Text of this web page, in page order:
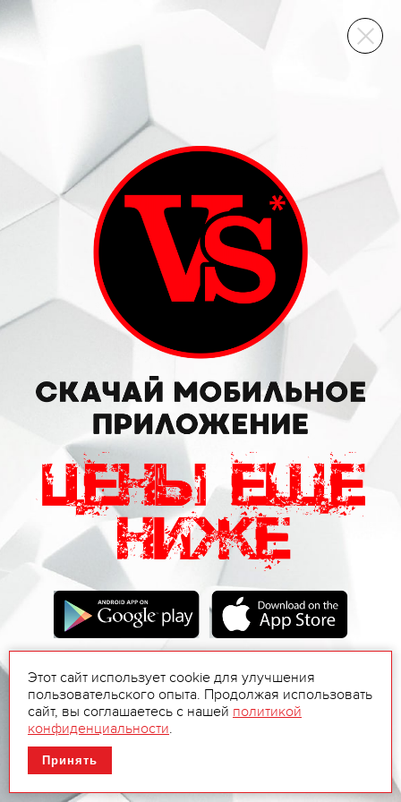
ВИННЫЙ СКЛАД
Этот сайт использует cookie для улучшения
пользовательского опыта. Продолжая использовать
сайт, вы соглашаетесь с нашей политикой
конфиденциальности.
Принять